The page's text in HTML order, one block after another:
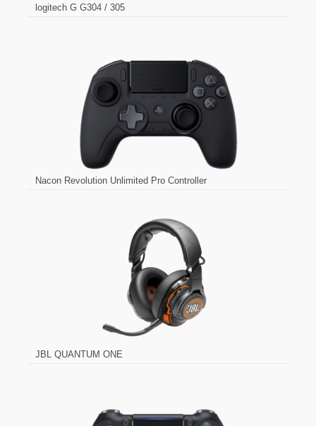
logitech G G304 / 305
Nacon Revolution Unlimited Pro Controller
JBL QUANTUM ONE